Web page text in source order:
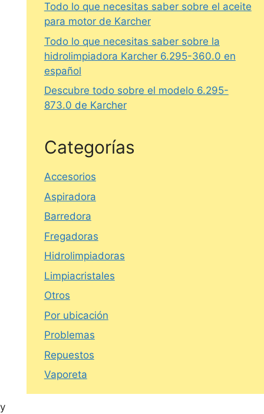
Todo lo que necesitas saber sobre el aceite
para motor de Karcher
Todo lo que necesitas saber sobre la
hidrolimpiadora Karcher 6.295-360.0 en
español
Descubre todo sobre el modelo 6.295-
873.0 de Karcher
Categorías
Accesorios
Aspiradora
Barredora
Fregadoras
Hidrolimpiadoras
Limpiacristales
Otros
Por ubicación
Problemas
Repuestos
Vaporeta